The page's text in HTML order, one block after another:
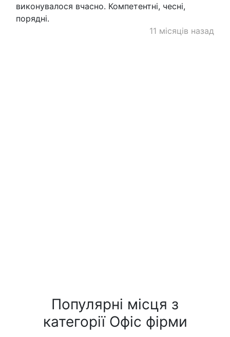
виконувалося вчасно. Компетентні, чесні,
порядні.
11 місяців назад
Популярні місця з
категорії Офіс фірми